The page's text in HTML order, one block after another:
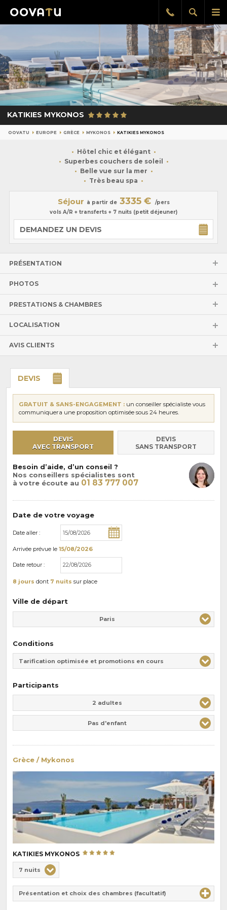
le
Afficher
la
Rappel
gratuit
KATIKIES MYKONOS
OOVATU EUROPE GRÈCE MYKONOS KATIKIES MYKONOS
Hôtel chic et élégant
Superbes couchers de soleil
Belle vue sur la mer
Très beau spa
Séjour à partir de 3335 €
/pers
vols A/R + transferts + 7 nuits (petit déjeuner)
DEMANDEZ UN DEVIS
PRÉSENTATION
PHOTOS
PRESTATIONS & CHAMBRES
LOCALISATION
AVIS CLIENTS
DEVIS
GRATUIT & SANS-ENGAGEMENT : un conseiller spécialiste vous
communiquera une proposition optimisée sous 24 heures.
DEVIS
AVEC TRANSPORT
DEVIS
SANS TRANSPORT
Besoin d’aide, d’un conseil ?
Nos conseillers spécialistes sont
à votre écoute au 01 83 777 007
Date de votre voyage
Date aller :
Arrivée prévue le 15/08/2026
Date retour :
8 jours dont 7 nuits sur place
Ville de départ
Paris
Conditions
Tarification optimisée et promotions en cours
Participants
2 adultes
Pas d'enfant
Grèce / Mykonos
KATIKIES MYKONOS
de
pension
Durée
7 nuits
Présentation et choix des chambres (facultatif)